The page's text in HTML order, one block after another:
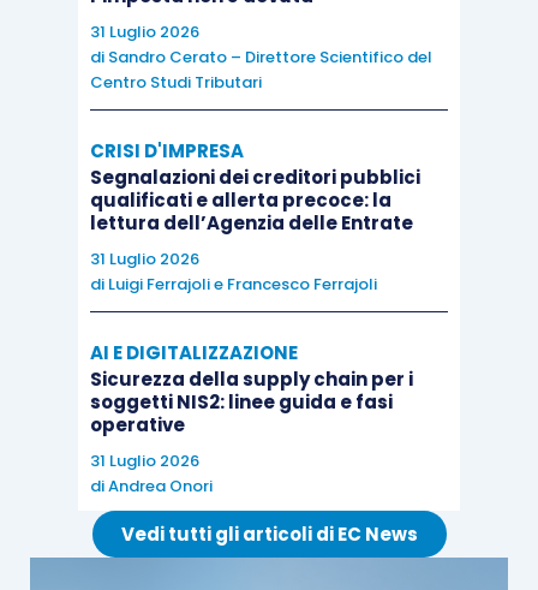
Diverso, però, è l’effetto sulle
scomputabili. Se i contributientrano nel quadro
Diversamente, se il reddito complessivo
convenzionale è di 70 (ossia al netto dei
contributi che vengono direttamente decurtati
dall’imponibile dichiarato nel quadro C) il
esterorisulterà deducibileper il 77,78%.In
questo caso, la proporzione viene determinata
come 70 (importo convenzionale già decurtato
dei contributi) / 90 (retribuzione effettiva già
Infatti, inserendo i contributi tra gli oneri
, in
entrambi i casi, il redditocomplessivo
31 Luglio 2026
di Sandro Cerato – Direttore Scientifico del
Centro Studi Tributari
CRISI D'IMPRESA
Segnalazioni dei creditori pubblici
qualificati e allerta precoce: la
lettura dell’Agenzia delle Entrate
31 Luglio 2026
di Luigi Ferrajolie Francesco Ferrajoli
AI E DIGITALIZZAZIONE
Sicurezza della supply chain per i
soggetti NIS2: linee guida e fasi
operative
31 Luglio 2026
diAndrea Onori
Vedi tutti gli articoli di EC News